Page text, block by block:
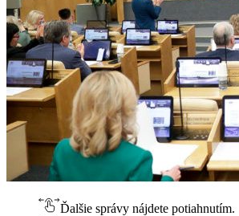
Ďalšie správy nájdete potiahnutím.